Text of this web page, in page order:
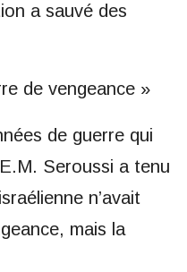
a sauvé des
de vengeance »
de guerre qui
Seroussi a tenu
n’avait
mais la